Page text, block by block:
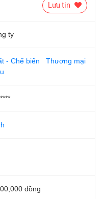
Lưu tin
ty
- Chế biến
Thương mại
đồng